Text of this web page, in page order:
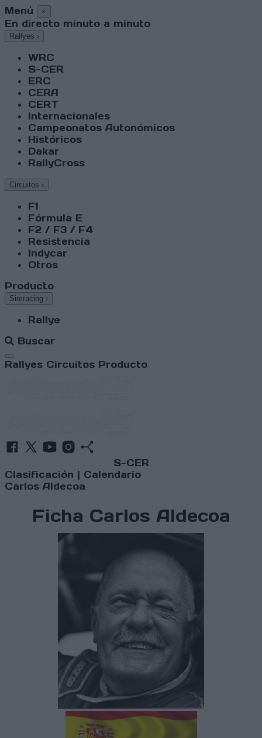
Menú ×
En directo minuto a minuto
Rallyes ›
WRC
S-CER
ERC
CERA
CERT
Internacionales
Campeonatos Autonómicos
Históricos
Dakar
RallyCross
Circuitos ›
F1
Fórmula E
F2 / F3 / F4
Resistencia
Indycar
Otros
Producto
Simracing ›
Rallye
Buscar
Abrir menú
Rallyes Circuitos Producto
S-CER
Clasificación | Calendario
Carlos Aldecoa
Ficha Carlos Aldecoa